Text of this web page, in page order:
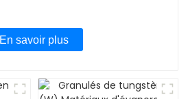
En savoir plus